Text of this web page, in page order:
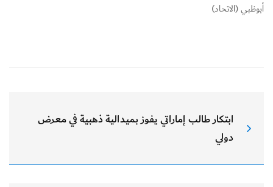
أبوظبي (الاتحاد)
ابتكار طالب إماراتي يفوز بميدالية ذهبية في معرض
دولي